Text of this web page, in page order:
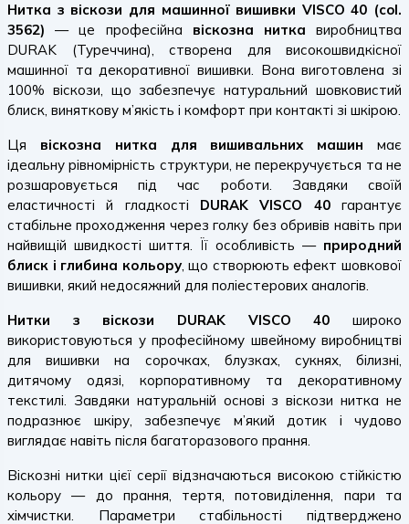
Нитка з віскози для машинної вишивки VISCO 40 (col.
3562) — це професійна віскозна ниткавиробництва
DURAK (Туреччина), створена для високошвидкісної
машинної та декоративної вишивки. Вона виготовлена зі
100% віскози, що забезпечує натуральний шовковистий
блиск, виняткову м’якість і комфорт при контакті зі шкірою.
Ця віскозна нитка для вишивальних машин має
ідеальну рівномірність структури, не перекручується та не
розшаровується під час роботи. Завдяки своїй
еластичності й гладкості DURAK VISCO 40гарантує
стабільне проходження через голку без обривів навіть при
найвищій швидкості шиття. Її особливість — природний
блиск і глибина кольору, що створюють ефект шовкової
вишивки, який недосяжний для поліестерових аналогів.
Нитки з віскози DURAK VISCO 40 широко
використовуються у професійному швейному виробництві
для вишивки на сорочках, блузках, сукнях, білизні,
дитячому одязі, корпоративному та декоративному
текстилі. Завдяки натуральній основі з віскози нитка не
подразнює шкіру, забезпечує м’який дотик і чудово
виглядає навіть після багаторазового прання.
Віскозні нитки цієї серії відзначаються високою стійкістю
кольору — до прання, тертя, потовиділення, пари та
хімчистки. Параметри стабільності підтверджено